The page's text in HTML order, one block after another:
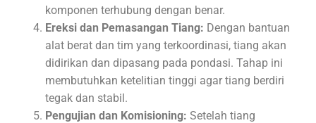
komponen terhubung dengan benar.
Ereksi dan Pemasangan Tiang: Dengan bantuan
alat berat dan tim yang terkoordinasi, tiang akan
didirikan dan dipasang pada pondasi. Tahap ini
membutuhkan ketelitian tinggi agar tiang berdiri
tegak dan stabil.
Pengujian dan Komisioning: Setelah tiang